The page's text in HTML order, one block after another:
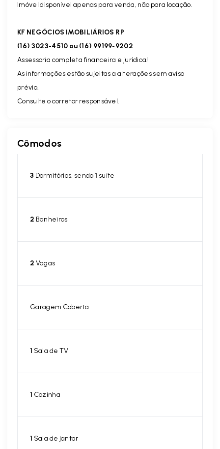
Imóvel disponível apenas para venda, não para locação.
KF NEGÓCIOS IMOBILIÁRIOS RP
(16) 3023-4510 ou (16) 99199-9202
Assessoria completa financeira e jurídica!
As informações estão sujeitas a alterações sem aviso
prévio.
Consulte o corretor responsável.
Cômodos
3 Dormitórios, sendo1 suíte
2 Banheiros
2 Vagas
Garagem Coberta
1 Sala de TV
1 Cozinha
1 Sala de jantar